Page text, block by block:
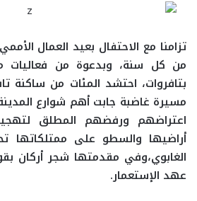
تزامنا مع الاحتفال بعيد العمال
من كل سنة، وبدعوة من فعاليات
بتافروات، احتشد المئات من ساكنة
مسيرة غاضبة جابت أهم شوارع
اعتراضهم ورفضهم المطلق
أراضيها والسطو على ممتلكاتها
الغابوي،وفي مقدمتها شجر أركان
عهد الإستعمار.